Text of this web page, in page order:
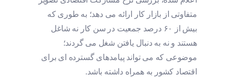
متفاوتی از بازار کار ارائه می دهد؛ به طوری که
بیش از ۶۰ درصد جمعیت در سن کار نه شاغل
هستند و نه به دنبال یافتن شغل می گردند؛
موضوعی که می تواند پیامدهای گسترده ای برای
اقتصاد کشور به همراه داشته باشد.